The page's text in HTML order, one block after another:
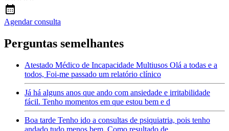
Agendar consulta
Perguntas semelhantes
Atestado Médico de Incapacidade Multiusos Olá a todas e a
todos, Foi-me passado um relatório clínico
Já há alguns anos que ando com ansiedade e irritabilidade
fácil. Tenho momentos em que estou bem e d
Boa tarde Tenho ido a consultas de psiquiatria, pois tenho